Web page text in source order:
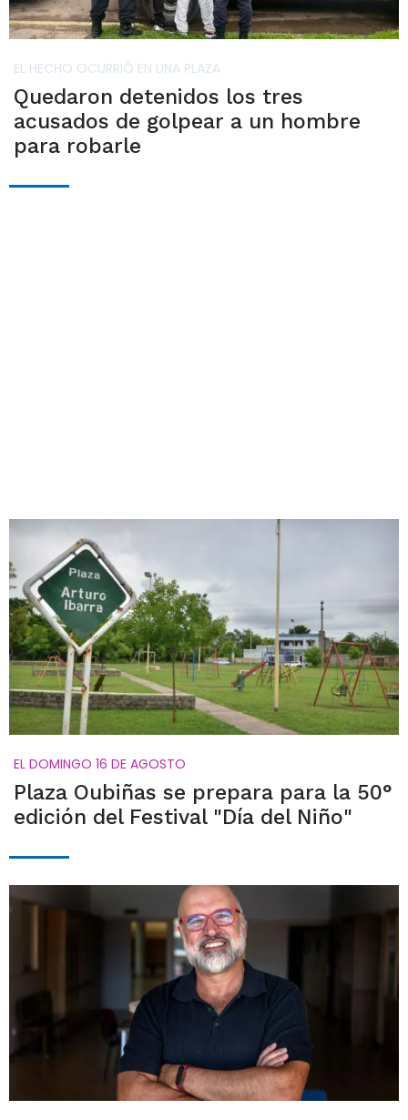
EL HECHO OCURRIÓ EN UNA PLAZA
Quedaron detenidos los tres
acusados de golpear a un hombre
para robarle
EL DOMINGO 16 DE AGOSTO
Plaza Oubiñas se prepara para la 50°
edición del Festival "Día del Niño"